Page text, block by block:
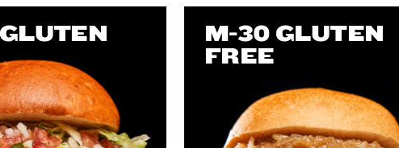
M-30 GLUTEN
FREE